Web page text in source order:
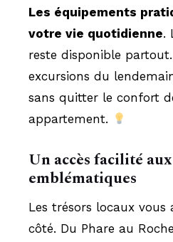
Les équipements
votre vie quotidienne.
reste disponible
excursions du
sans quitter le confort
appartement.
Un accès facilité
emblématiques
Les trésors locaux
côté. Du Phare au